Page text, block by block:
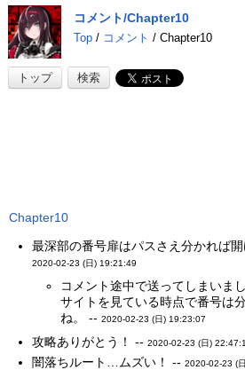
コメント/Chapter10
Top/ コメント / Chapter10
トップ 検索
Chapter10
最深部の番号扉はパスさえ分かれば
2020-02-23 (日) 19:21:49
コメント途中で送ってしまいま
サイトを見ている時点で番号は
ね。 --2020-02-23 (日) 19:23:07
攻略ありがとう！ --2020-02-23 (日)
闇落ちルート…ムズい！ --2020-02-23 (